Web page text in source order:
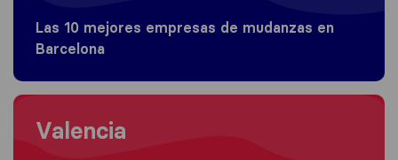
Las 10 mejores empresas de mudanzas en
Barcelona
Moving to Valencia
Valencia